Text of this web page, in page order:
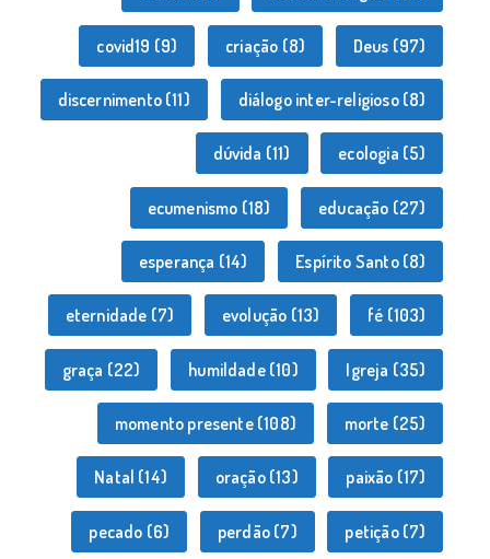
covid19 (9) criação (8) Deus (97)
discernimento(11) diálogo inter-religioso(8)
dúvida (11) ecologia (5)
ecumenismo (18) educação (27)
esperança (14) Espírito Santo(8)
eternidade (7) evolução (13) fé (103)
graça (22) humildade(10) Igreja (35)
momento presente(108) morte (25)
Natal (14) oração(13) paixão (17)
pecado (6) perdão(7) petição(7)